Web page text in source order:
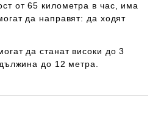
от 65 километра в час, има
да направят: да ходят
да станат високи до 3
до 12 метра.